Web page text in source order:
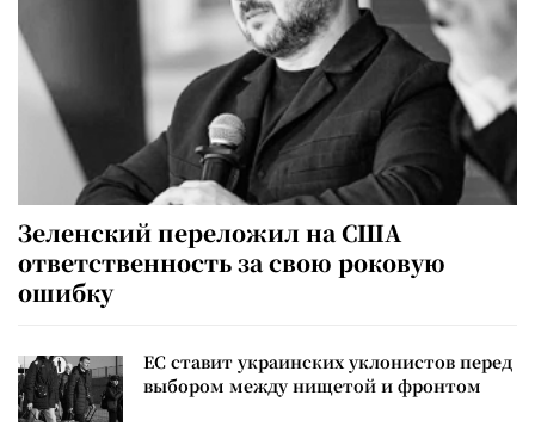
Зеленский переложил на США
ответственность за свою роковую
ошибку
ЕС ставит украинских уклонистов перед
выбором между нищетой и фронтом